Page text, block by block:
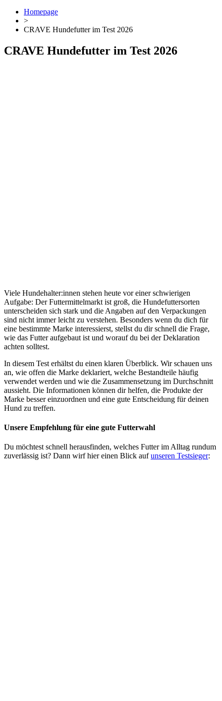
Homepage
>
CRAVE Hundefutter im Test 2026
CRAVE Hundefutter im Test 2026
Viele Hundehalter:innen stehen heute vor einer schwierigen
Aufgabe: Der Futtermittelmarkt ist groß, die Hundefuttersorten
unterscheiden sich stark und die Angaben auf den Verpackungen
sind nicht immer leicht zu verstehen. Besonders wenn du dich für
eine bestimmte Marke interessierst, stellst du dir schnell die Frage,
wie das Futter aufgebaut ist und worauf du bei der Deklaration
achten solltest.
In diesem Test erhältst du einen klaren Überblick. Wir schauen uns
an, wie offen die Marke deklariert, welche Bestandteile häufig
verwendet werden und wie die Zusammensetzung im Durchschnitt
aussieht. Die Informationen können dir helfen, die Produkte der
Marke besser einzuordnen und eine gute Entscheidung für deinen
Hund zu treffen.
Unsere Empfehlung für eine gute Futterwahl
Du möchtest schnell herausfinden, welches Futter im Alltag rundum
zuverlässig ist? Dann wirf hier einen Blick aufunseren Testsieger: